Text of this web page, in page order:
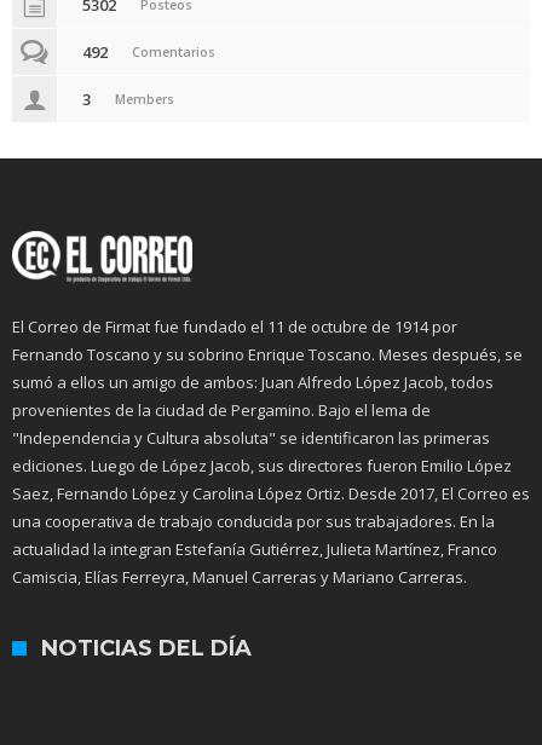
5302 Posteos
492 Comentarios
3 Members
El Correo de Firmat fue fundado el 11 de octubre de 1914 por
Fernando Toscano y su sobrino Enrique Toscano. Meses después, se
sumó a ellos un amigo de ambos: Juan Alfredo López Jacob, todos
provenientes de la ciudad de Pergamino. Bajo el lema de
"Independencia y Cultura absoluta" se identificaron las primeras
ediciones. Luego de López Jacob, sus directores fueron Emilio López
Saez, Fernando López y Carolina López Ortiz. Desde 2017, El Correo es
una cooperativa de trabajo conducida por sus trabajadores. En la
actualidad la integran Estefanía Gutiérrez, Julieta Martínez, Franco
Camiscia, Elías Ferreyra, Manuel Carreras y Mariano Carreras.
NOTICIAS DEL DÍA